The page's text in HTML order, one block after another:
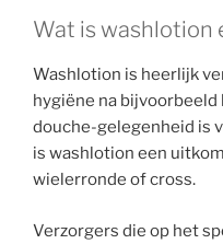
Wat is washlotion
Washlotion is heerlijk
hygiëne na
douche-gelegenheid is
is washlotion een
wielerronde of cross.
Verzorgers die op het